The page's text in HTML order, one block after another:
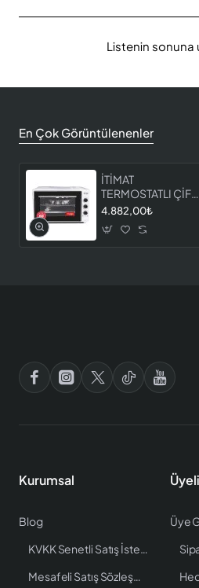
Listenin sonuna
En Çok Görüntülenenler
İTİMAT
TERMOSTATLI ÇİFT
CAMLI FIRIN 8060
4.882,00₺
Kurumsal
Blog
KVKK Senetli Satış İstenen Bilgiler
Mesafeli Satış Sözleşmesi
Üye